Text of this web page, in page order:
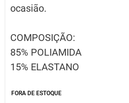
ocasião.
COMPOSIÇÃO:
85% POLIAMIDA
15% ELASTANO
FORA DE ESTOQUE